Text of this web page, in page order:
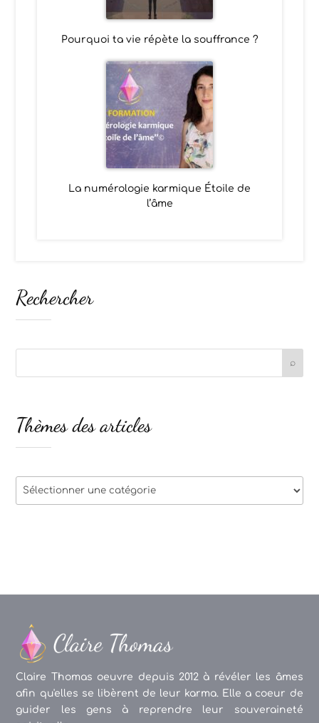
Pourquoi ta vie répète la souffrance ?
La numérologie karmique Étoile de
l’âme
Rechercher
Thèmes des articles
Thèmes
des
Claire Thomas oeuvre depuis 2012 à révéler les âmes
afin qu'elles se libèrent de leur karma. Elle a coeur de
guider les gens à reprendre leur souveraineté